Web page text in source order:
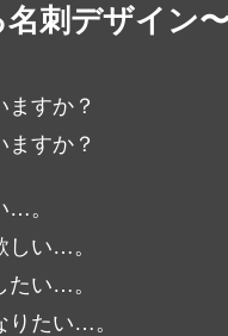
刺デザイン
すか？
すか？
…。
しい…。
たい…。
りたい…。